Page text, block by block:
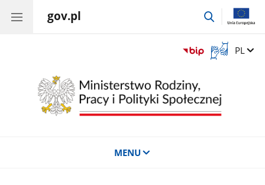
gov.pl
przejdź
Otwórz
okno
języka
migowego
Zmień
PL
MENU